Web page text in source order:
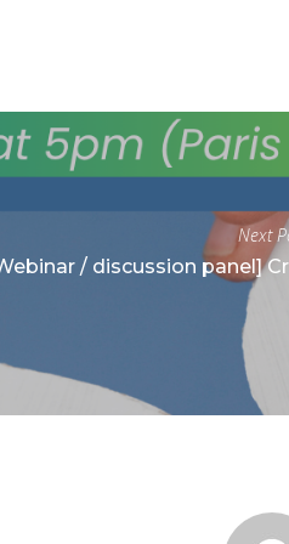
Next
/ discussion panel]